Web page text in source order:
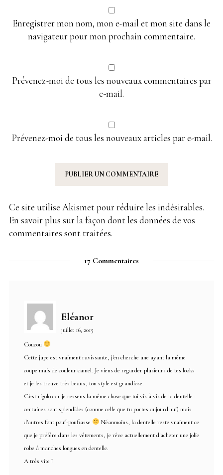
Enregistrer mon nom, mon e-mail et mon site dans le
navigateur pour mon prochain commentaire.
Prévenez-moi de tous les nouveaux commentaires par
e-mail.
Prévenez-moi de tous les nouveaux articles par e-mail.
Ce site utilise Akismet pour réduire les indésirables.
En savoir plus sur la façon dont les données de vos
commentaires sont traitées.
17 Commentaires
Eléanor
juillet 16, 2015
Coucou
Cette jupe est vraiment ravissante, j'en cherche une ayant la même
coupe mais de couleur camel. Je viens de regarder plusieurs de tes looks
et je les trouve très beaux, ton style est grandiose.
C'est rigolo car je ressens la même chose que toi vis à vis de la dentelle :
certaines sont splendides (comme celle que tu portes aujourd'hui) mais
d'autres font pouf-poufiasse
Néanmoins, la dentelle reste vraiment ce
que je préfère dans les vêtements, je rêve actuellement d'acheter une jolie
robe à manches longues en dentelle.
A très vite !